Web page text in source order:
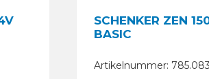
SCHENKER ZEN
BASIC
Artikelnummer: